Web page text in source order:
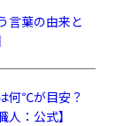
言葉の由来と
何℃が目安？
：公式】